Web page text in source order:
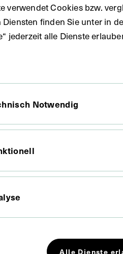
um 1925
Papier
Unterdruck
verwendet Cookies bzw.
finden Sie unter in
jederzeit alle Dienste
Notwendig
Alle Dienste